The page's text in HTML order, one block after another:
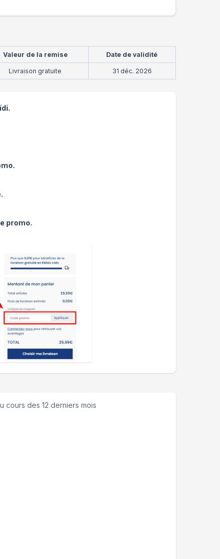
Valeur de la remise Date de validité
Livraison gratuite 31 déc. 2026
promo.
cours des 12 derniers mois